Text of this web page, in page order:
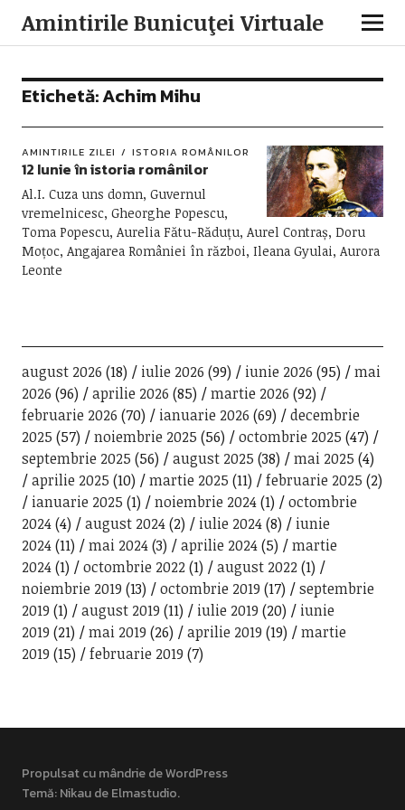
Amintirile Bunicuţei Virtuale
Etichetă:Achim Mihu
AMINTIRILE ZILEI ISTORIA ROMÂNILOR
12 Iunie în istoria românilor
Al.I. Cuza uns domn, Guvernul
vremelnicesc, Gheorghe Popescu,
Toma Popescu, Aurelia Fătu-Răduțu, Aurel Contraș, Doru
Moțoc, Angajarea României în război, Ileana Gyulai, Aurora
Leonte
august 2026 (18) iulie 2026 (99) iunie 2026 (95)
mai
2026 (96) aprilie 2026 (85) martie 2026 (92)
februarie 2026 (70) ianuarie 2026 (69)
decembrie
2025 (57) noiembrie 2025 (56) octombrie 2025 (47)
septembrie 2025 (56) august 2025 (38) mai 2025 (4)
aprilie 2025 (10) martie 2025 (11) februarie 2025 (2)
ianuarie 2025 (1) noiembrie 2024(1)
octombrie
2024(4) august 2024(2) iulie 2024(8)
iunie
2024(11) mai 2024(3) aprilie 2024(5)
martie
2024(1) octombrie 2022(1) august 2022(1)
noiembrie 2019 (13) octombrie 2019 (17)
septembrie
2019 (1) august 2019 (11) iulie 2019 (20)
iunie
2019 (21) mai 2019 (26) aprilie 2019 (19)
martie
2019 (15) februarie 2019 (7)
Propulsat cu mândrie de WordPress
Temă: Nikau deElmastudio.